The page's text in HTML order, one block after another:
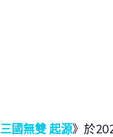
國無雙 起源》於